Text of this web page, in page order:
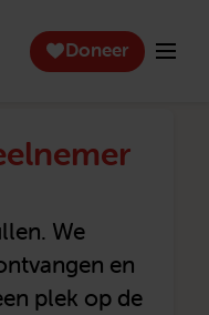
Doneer
We
en
plek op de